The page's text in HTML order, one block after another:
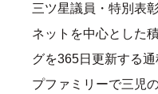
三ツ星議員・特別表
ネットを中心とした
グを365日更新する
プファミリーで三児の